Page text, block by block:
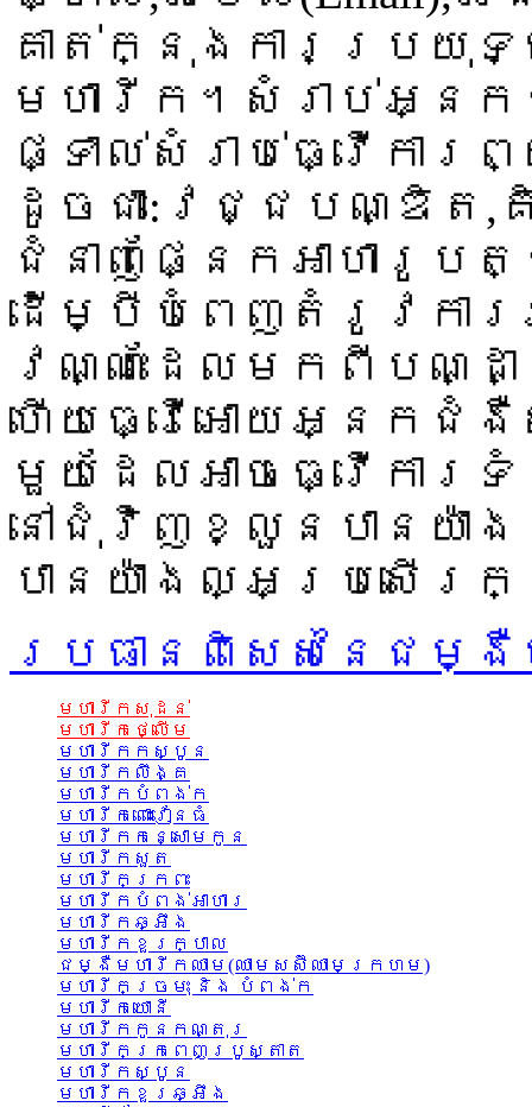
គាត់ក្នុងការប្រយុ
មហារីក។សំរាប់អ្ន
ផ្ទាល់សំរាប់ធ្វើការព្
ដូចជា:វេជ្ជបណ្ឌិត,
ជំនាញផ្នែកអាហារូ
ដើម្បីបំពេញតំរូវក
វណ្ណះដែលមកពីបណ្
ហើយធ្វើអោយអ្នកជំ
មួយដែលអាចធ្វើកា
នៅជុំវិញខ្លួនបានយ៉ា
បានយ៉ាងល្អប្រសើរ
ប្រធានពិសេសនៃជម្
មហារីកសុដន់
មហារីកថ្លើម
មហារីកកស្បូន
មហារីកលឹង្គ
មហារីកបំពង់ក
មហារីកពោះវៀនធំ
មហារីកកន្សោមកូន
មហារីកសួត
មហារីកក្រពះ
មហារីកបំពង់អាហារ
មហារីកឆ្អឹង
មហារីកខួរក្បាល
ជម្ងឺមហារីកឈាម(ឈាមសស៊ីឈាមក្រហម)
មហារីកច្រមុះ និង បំពង់ក
មហារីកយោនី
មហារីកកូនកណ្តុរ
មហារីកក្រពេញប្រូស្តាត
មហារីកស្បូន
មហារីកខួរឆ្អឹង